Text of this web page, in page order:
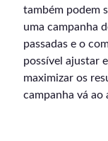
também podem
uma campanha
passadas e o
possível ajustar
maximizar os
campanha vá ao